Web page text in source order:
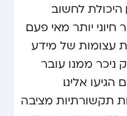
היכולת לחשוב
יותר מאי פעם.
עצומות של מידע
ניכר ממנו עובר
הגיעו אלינו.
תקשורתיות מציבה